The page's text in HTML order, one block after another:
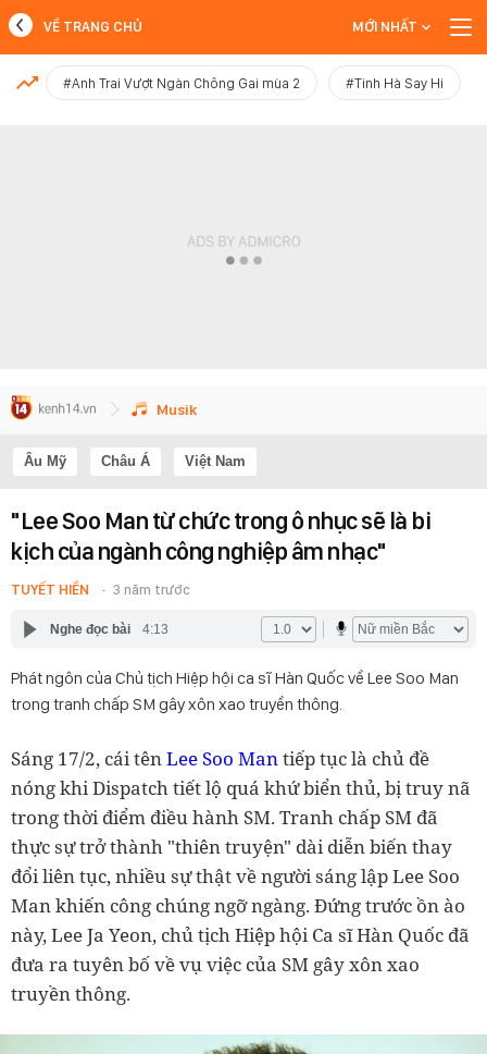
MỚI NHẤT
VỀ TRANG CHỦ MỚI NHẤT
#Anh Trai Vượt Ngàn Chông Gai mùa 2 #Tinh Hà Say Hi
Musik
Âu Mỹ Châu Á Việt Nam
"Lee Soo Man từ chức trong ô nhục sẽ là bi
kịch của ngành công nghiệp âm nhạc"
TUYẾT HIỀN 3 năm trước
Nghe đọc bài 4:13
Phát ngôn của Chủ tịch Hiệp hội ca sĩ Hàn Quốc về Lee Soo Man
trong tranh chấp SM gây xôn xao truyền thông.
Sáng 17/2, cái tênLee Soo Mantiếp tục là chủ đề
nóng khi Dispatch tiết lộ quá khứ biển thủ, bị truy nã
trong thời điểm điều hành SM. Tranh chấp SM đã
thực sự trở thành "thiên truyện" dài diễn biến thay
đổi liên tục, nhiều sự thật về người sáng lập Lee Soo
Man khiến công chúng ngỡ ngàng. Đứng trước ồn ào
này, Lee Ja Yeon, chủ tịch Hiệp hội Ca sĩ Hàn Quốc đã
đưa ra tuyên bố về vụ việc của SM gây xôn xao
truyền thông.